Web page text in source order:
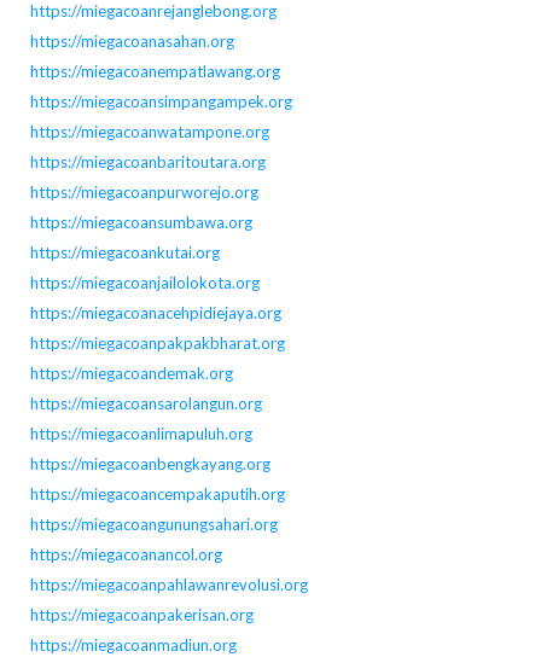
https://miegacoanrejanglebong.org
https://miegacoanasahan.org
https://miegacoanempatlawang.org
https://miegacoansimpangampek.org
https://miegacoanwatampone.org
https://miegacoanbaritoutara.org
https://miegacoanpurworejo.org
https://miegacoansumbawa.org
https://miegacoankutai.org
https://miegacoanjailolokota.org
https://miegacoanacehpidiejaya.org
https://miegacoanpakpakbharat.org
https://miegacoandemak.org
https://miegacoansarolangun.org
https://miegacoanlimapuluh.org
https://miegacoanbengkayang.org
https://miegacoancempakaputih.org
https://miegacoangunungsahari.org
https://miegacoanancol.org
https://miegacoanpahlawanrevolusi.org
https://miegacoanpakerisan.org
https://miegacoanmadiun.org